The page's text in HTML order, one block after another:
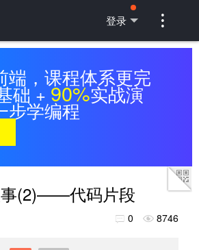
登录 
端，课程体系更完
础 +90%实战演
步学编程
事(2)——代码片段
 0  8746